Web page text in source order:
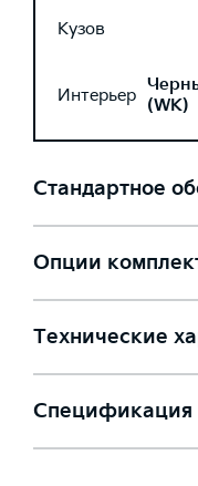
Кузов
Интерьер (WK)
Стандартное
Опции
Технические
Спецификация